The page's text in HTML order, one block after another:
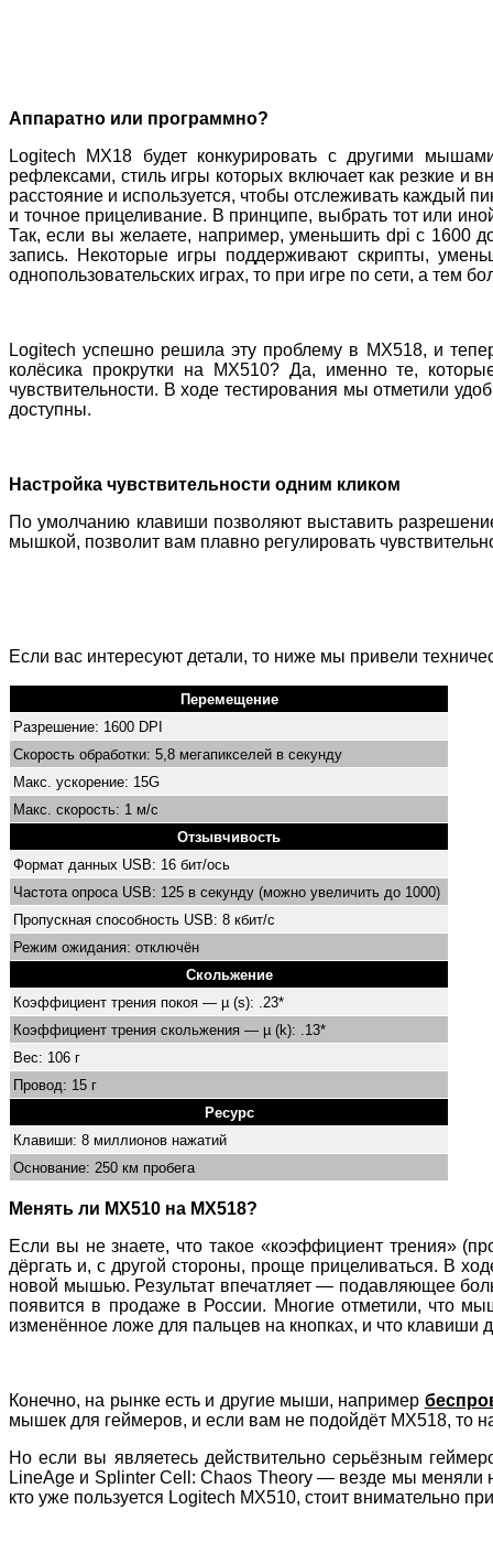
Аппаратно или программно?
Logitech MX18 будет конкурировать с другими
рефлексами, стиль игры которых включает как резкие
расстояние и используется, чтобы отслеживать каждый
и точное прицеливание. В принципе, выбрать тот или
Так, если вы желаете, например, уменьшить dpi с 1600
запись. Некоторые игры поддерживают скрипты,
однопользовательских играх, то при игре по сети, а тем
Logitech успешно решила эту проблему в MX518, и
колёсика прокрутки на MX510? Да, именно те,
чувствительности. В ходе тестирования мы отметили
доступны.
Настройка чувствительности одним кликом
По умолчанию клавиши позволяют выставить
мышкой, позволит вам плавно регулировать
Если вас интересуют детали, то ниже мы привели
Перемещение
Разрешение: 1600 DPI
Скорость обработки: 5,8 мегапикселей в секунду
Макс. ускорение: 15G
Макс. скорость: 1 м/с
Отзывчивость
Формат данных USB: 16 бит/ось
Частота опроса USB: 125 в секунду (можно увеличить до 1000)
Пропускная способность USB: 8 кбит/с
Режим ожидания: отключён
Скольжение
Коэффициент трения покоя — µ (s): .23*
Коэффициент трения скольжения — µ (k): .13*
Вес: 106 г
Провод: 15 г
Ресурс
Клавиши: 8 миллионов нажатий
Основание: 250 км пробега
Менять ли MX510 на MX518?
Если вы не знаете, что такое «коэффициент трения»
дёргать и, с другой стороны, проще прицеливаться. В
новой мышью. Результат впечатляет — подавляющее
появится в продаже в России. Многие отметили, что
изменённое ложе для пальцев на кнопках, и что клавиши
Конечно, на рынке есть и другие мыши, например
мышек для геймеров, и если вам не подойдёт MX518, то
Но если вы являетесь действительно серьёзным
LineAge и Splinter Cell: Chaos Theory — везде мы меняли
кто уже пользуется Logitech MX510, стоит внимательно